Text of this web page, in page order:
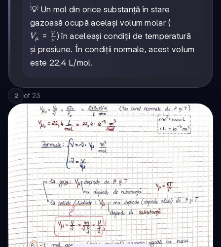
{N_A}
💡 Un mol din orice substanță în stare
gazoasă ocupă același volum molar (
V_\mu
=
\frac{V}
{\nu}
Vμ = ν
V ) în aceleași condiții de temperatură
și presiune. În condiții normale, acest volum
este 22,4 L/mol.
2 of 23